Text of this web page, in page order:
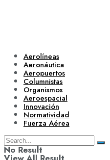
Aerolíneas
Aeronáutica
Aeropuertos
Columnistas
Organismos
Aeroespacial
Innovación
Normatividad
Fuerza Aérea
No Result